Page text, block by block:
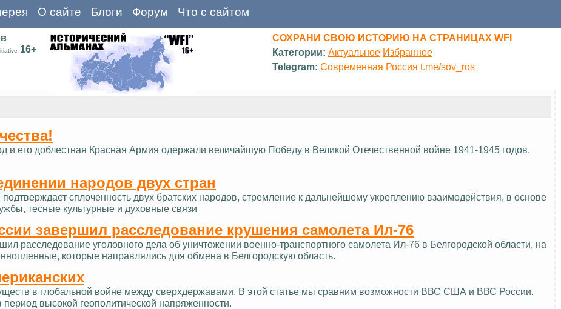
О сайте Блоги Форум Что с сайтом
16+
СОХРАНИ СВОЮ ИСТОРИЮ НА СТРАНИЦАХ WFI
Категории: Актуальное Избранное
Telegram: Современная Россия t.me/sov_ros
и его доблестная Красная Армия одержали величайшую Победу в Великой Отечественной войне 1941-1945 годов.
народов двух стран
сплоченность двух братских народов, стремление к дальнейшему укреплению взаимодействия, в основе
тесные культурные и духовные связи
завершил расследование крушения самолета Ил-76
расследование уголовного дела об уничтожении военно-транспортного самолета Ил-76 в Белгородской области, на
которые направлялись для обмена в Белгородскую область.
в глобальной войне между сверхдержавами. В этой статье мы сравним возможности ВВС США и ВВС России.
высокой геополитической напряженности.